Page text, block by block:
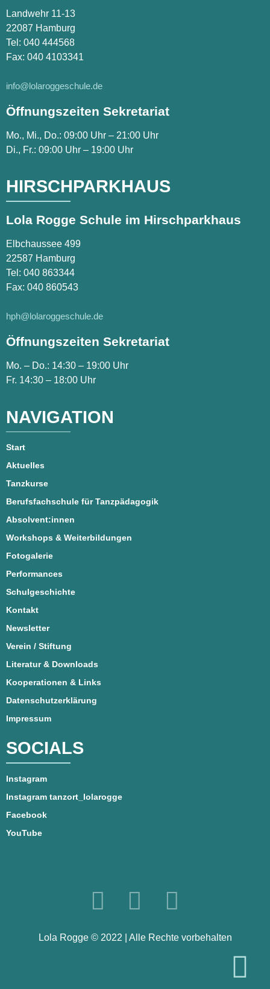
Landwehr 11-13
22087 Hamburg
Tel: 040 444568
Fax: 040 4103341
info@lolaroggeschule.de
Öffnungszeiten Sekretariat
Mo., Mi., Do.: 09:00 Uhr – 21:00 Uhr
Di., Fr.: 09:00 Uhr – 19:00 Uhr
HIRSCHPARKHAUS
Lola Rogge Schule im Hirschparkhaus
Elbchaussee 499
22587 Hamburg
Tel: 040 863344
Fax: 040 860543
hph@lolaroggeschule.de
Öffnungszeiten Sekretariat
Mo. – Do.: 14:30 – 19:00 Uhr
Fr. 14:30 – 18:00 Uhr
NAVIGATION
Start
Aktuelles
Tanzkurse
Berufsfachschule für Tanzpädagogik
Absolvent:innen
Workshops & Weiterbildungen
Fotogalerie
Performances
Schulgeschichte
Kontakt
Newsletter
Verein / Stiftung
Literatur & Downloads
Kooperationen & Links
Datenschutzerklärung
Impressum
SOCIALS
Instagram
Instagram tanzort_lolarogge
Facebook
YouTube
Lola Rogge © 2022 | Alle Rechte vorbehalten